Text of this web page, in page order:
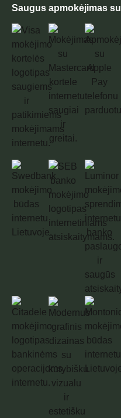
Saugus apmokėjimas su